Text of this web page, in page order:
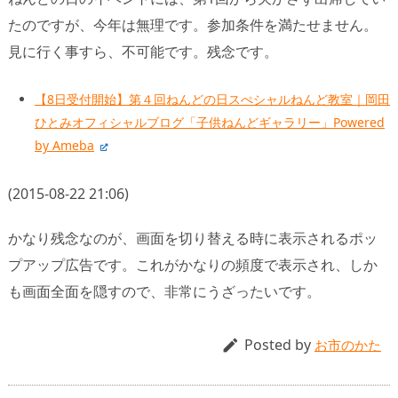
たのですが、今年は無理です。参加条件を満たせません。
見に行く事すら、不可能です。残念です。
【8日受付開始】第４回ねんどの日スぺシャルねんど教室｜岡田
ひとみオフィシャルブログ「子供ねんどギャラリー」Powered
by Ameba
(2015-08-22 21:06)
かなり残念なのが、画面を切り替える時に表示されるポッ
プアップ広告です。これがかなりの頻度で表示され、しか
も画面全面を隠すので、非常にうざったいです。
 Posted by お市のかた